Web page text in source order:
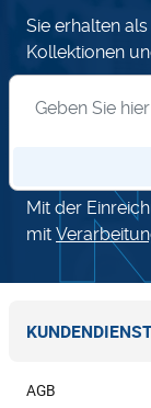
Sie erhalten
Kollektionen
Mit der
mit
AGB